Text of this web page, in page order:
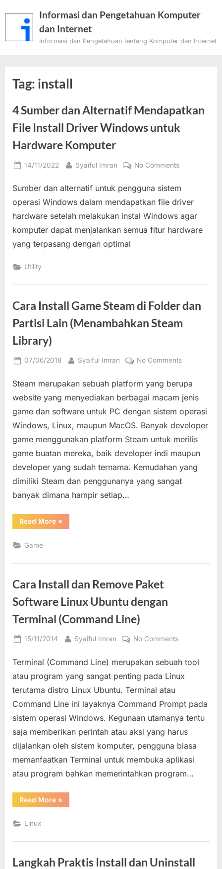
Informasi dan Pengetahuan Komputer
dan Internet
Informasi dan Pengetahuan tentang Komputer dan Internet
Tag: install
4 Sumber dan Alternatif Mendapatkan
File Install Driver Windows untuk
Hardware Komputer
Posted
14/11/2022 By
Syaiful Imran No Commentson
Sumber
dan
Mendapatkan
File
Komputer
Sumber dan alternatif untuk pengguna sistem
operasi Windows dalam mendapatkan file driver
hardware setelah melakukan instal Windows agar
komputer dapat menjalankan semua fitur hardware
yang terpasang dengan optimal
Utility
Cara Install Game Steam di Folder dan
Partisi Lain (Menambahkan Steam
Library)
Posted
07/06/2018 By
Syaiful Imran No Commentson
Install
Game
di
Folder
dan
Partisi
Steam
Steam merupakan sebuah platform yang berupa
website yang menyediakan berbagai macam jenis
game dan software untuk PC dengan sistem operasi
Windows, Linux, maupun MacOS. Banyak developer
game menggunakan platform Steam untuk merilis
game buatan mereka, baik developer indi maupun
developer yang sudah ternama. Kemudahan yang
dimiliki Steam dan penggunanya yang sangat
banyak dimana hampir setiap…
Read More“Cara
Install
dan
(Menambahkan
Steam
Library)”
»
Game
Cara Install dan Remove Paket
Software Linux Ubuntu dengan
Terminal (Command Line)
Posted
15/11/2014 By
Syaiful Imran No Commentson
Install
Software
Linux
Ubuntu
dengan
(Command
Line)
Terminal (Command Line) merupakan sebuah tool
atau program yang sangat penting pada Linux
terutama distro Linux Ubuntu. Terminal atau
Command Line ini layaknya Command Prompt pada
sistem operasi Windows. Kegunaan utamanya tentu
saja memberikan perintah atau aksi yang harus
dijalankan oleh sistem komputer, pengguna biasa
memanfaatkan Terminal untuk membuka aplikasi
atau program bahkan memerintahkan program…
Read More“Cara
Install
Linux
Terminal
»
Linux
Langkah Praktis Install dan Uninstall